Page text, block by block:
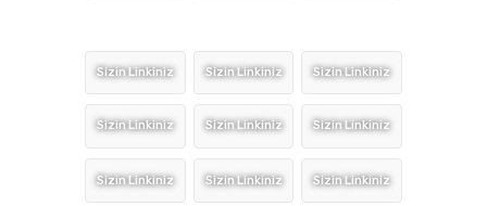
Sizin Linkiniz
Sizin Linkiniz
Sizin Linkiniz
Sizin Linkiniz
Sizin Linkiniz
Sizin Linkiniz
Sizin Linkiniz Sizin Linkiniz Sizin Linkiniz